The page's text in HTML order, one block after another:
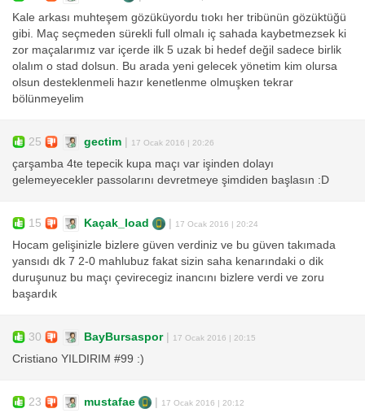
Kale arkası muhteşem gözüküyordu tıokı her tribünün gözüktüğü
gibi. Maç seçmeden sürekli full olmalı iç sahada kaybetmezsek ki
zor maçalarımız var içerde ilk 5 uzak bi hedef değil sadece birlik
olalım o stad dolsun. Bu arada yeni gelecek yönetim kim olursa
olsun desteklenmeli hazır kenetlenme olmuşken tekrar
bölünmeyelim
25 gectim 17 Ocak 2016 | 20:26
çarşamba 4te tepecik kupa maçı var işinden dolayı
gelemeyecekler passolarını devretmeye şimdiden başlasın :D
15 Kaçak_load 17 Ocak 2016 | 20:24
Hocam gelişinizle bizlere güven verdiniz ve bu güven takımada
yansıdı dk 7 2-0 mahlubuz fakat sizin saha kenarındaki o dik
duruşunuz bu maçı çevirecegiz inancını bizlere verdi ve zoru
başardık
30 BayBursaspor| 17 Ocak 2016 | 20:15
Cristiano YILDIRIM #99 :)
23 mustafae 17 Ocak 2016 | 20:12